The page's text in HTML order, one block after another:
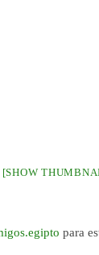
[SHOW
para